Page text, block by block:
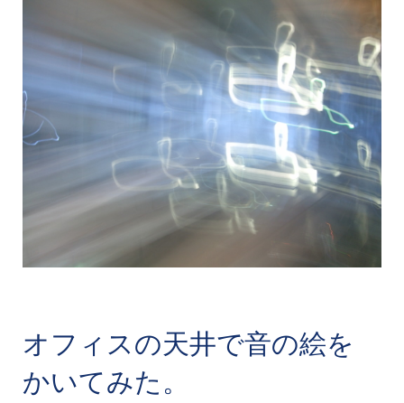
オフィスの天井で音の絵を
かいてみた。